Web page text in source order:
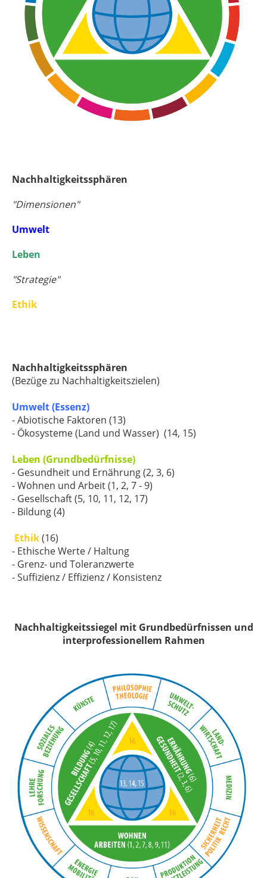
Nachhaltigkeitssphären
"Dimensionen"
Umwelt
Leben
"Strategie"
Ethik
Nachhaltigkeitssphären
(Bezüge zu Nachhaltigkeitszielen)
Umwelt (Essenz)
- Abiotische Faktoren (13)
- Ökosysteme (Land und Wasser) (14, 15)
Leben (Grundbedürfnisse)
- Gesundheit und Ernährung (2, 3, 6)
- Wohnen und Arbeit (1, 2, 7 - 9)
- Gesellschaft (5, 10, 11, 12, 17)
- Bildung (4)
Ethik(16)
- Ethische Werte / Haltung
- Grenz- und Toleranzwerte
- Suffizienz / Effizienz / Konsistenz
Nachhaltigkeitssiegel mit Grundbedürfnissen und
interprofessionellem Rahmen